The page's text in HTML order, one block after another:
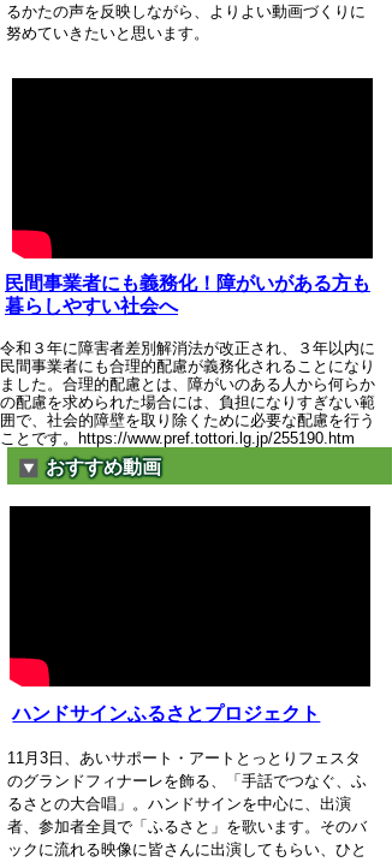
るかたの声を反映しながら、よりよい動画づくりに
努めていきたいと思います。
民間事業者にも義務化！障がいがある方も
暮らしやすい社会へ
令和３年に障害者差別解消法が改正され、３年以内に
民間事業者にも合理的配慮が義務化されることになり
ました。合理的配慮とは、障がいのある人から何らか
の配慮を求められた場合には、負担になりすぎない範
囲で、社会的障壁を取り除くために必要な配慮を行う
ことです。https://www.pref.tottori.lg.jp/255190.htm
おすすめ動画
ハンドサインふるさとプロジェクト
11月3日、あいサポート・アートとっとりフェスタ
のグランドフィナーレを飾る、「手話でつなぐ、ふ
るさとの大合唱」。ハンドサインを中心に、出演
者、参加者全員で「ふるさと」を歌います。そのバ
ックに流れる映像に皆さんに出演してもらい、ひと